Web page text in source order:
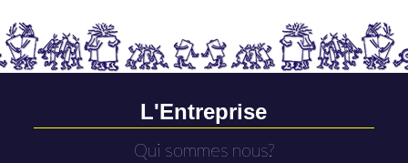
L'Entreprise
Qui sommes nous?